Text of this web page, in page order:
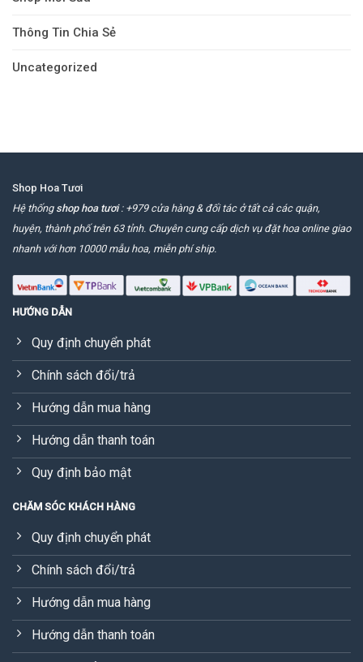
Thông Tin Chia Sẻ
Uncategorized
Shop Hoa Tươi
Hệ thống shop hoa tươi: +979 cửa hàng & đối tác ở tất cả các quận,
huyện, thành phố trên 63 tỉnh. Chuyên cung cấp dịch vụ đặt hoa online giao
nhanh với hơn 10000 mẫu hoa, miễn phí ship.
HƯỚNG DẪN
Quy định chuyển phát
Chính sách đổi/trả
Hướng dẫn mua hàng
Hướng dẫn thanh toán
Quy định bảo mật
CHĂM SÓC KHÁCH HÀNG
Quy định chuyển phát
Chính sách đổi/trả
Hướng dẫn mua hàng
Hướng dẫn thanh toán